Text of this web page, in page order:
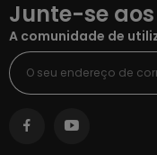
Junte-se
A comunidade de